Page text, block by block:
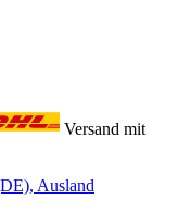
Versand mit
Ausland